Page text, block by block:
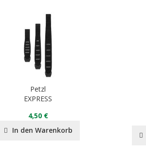
Petzl
EXPRESS
4,50 €
In den Warenkorb